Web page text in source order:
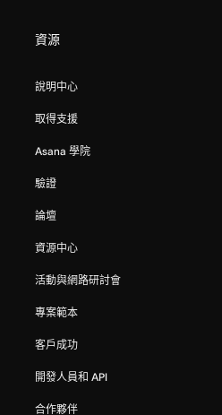
資源
說明中心
取得支援
Asana 學院
驗證
論壇
資源中心
活動與網路研討會
專案範本
客戶成功
開發人員和 API
合作夥伴